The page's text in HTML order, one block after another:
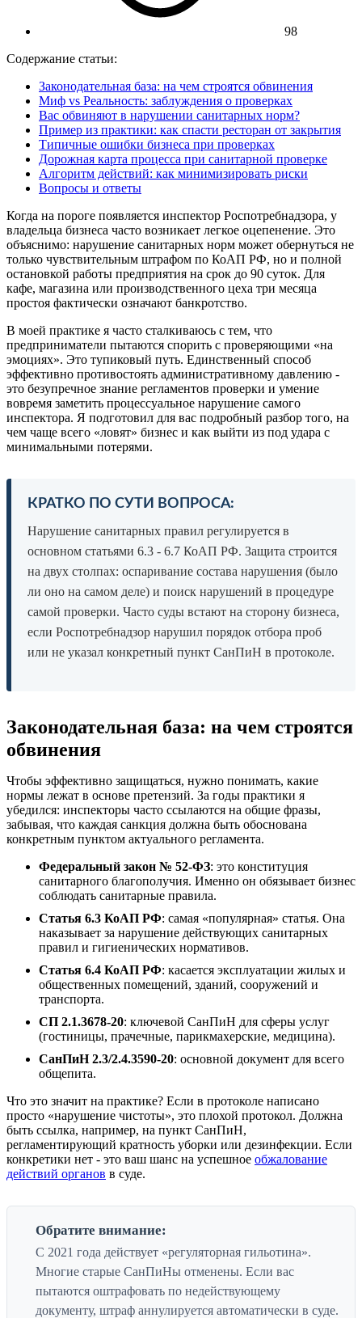
98
Содержание статьи:
Законодательная база: на чем строятся обвинения
Миф vs Реальность: заблуждения о проверках
Вас обвиняют в нарушении санитарных норм?
Пример из практики: как спасти ресторан от закрытия
Типичные ошибки бизнеса при проверках
Дорожная карта процесса при санитарной проверке
Алгоритм действий: как минимизировать риски
Вопросы и ответы
Когда на пороге появляется инспектор Роспотребнадзора, у
владельца бизнеса часто возникает легкое оцепенение. Это
объяснимо: нарушение санитарных норм может обернуться не
только чувствительным штрафом по КоАП РФ, но и полной
остановкой работы предприятия на срок до 90 суток. Для
кафе, магазина или производственного цеха три месяца
простоя фактически означают банкротство.
В моей практике я часто сталкиваюсь с тем, что
предприниматели пытаются спорить с проверяющими «на
эмоциях». Это тупиковый путь. Единственный способ
эффективно противостоять административному давлению -
это безупречное знание регламентов проверки и умение
вовремя заметить процессуальное нарушение самого
инспектора. Я подготовил для вас подробный разбор того, на
чем чаще всего «ловят» бизнес и как выйти из под удара с
минимальными потерями.
КРАТКО ПО СУТИ ВОПРОСА:
Нарушение санитарных правил регулируется в
основном статьями 6.3 - 6.7 КоАП РФ. Защита строится
на двух столпах: оспаривание состава нарушения (было
ли оно на самом деле) и поиск нарушений в процедуре
самой проверки. Часто суды встают на сторону бизнеса,
если Роспотребнадзор нарушил порядок отбора проб
или не указал конкретный пункт СанПиН в протоколе.
Законодательная база: на чем строятся
обвинения
Чтобы эффективно защищаться, нужно понимать, какие
нормы лежат в основе претензий. За годы практики я
убедился: инспекторы часто ссылаются на общие фразы,
забывая, что каждая санкция должна быть обоснована
конкретным пунктом актуального регламента.
Федеральный закон № 52-ФЗ: это конституция
санитарного благополучия. Именно он обязывает бизнес
соблюдать санитарные правила.
Статья 6.3 КоАП РФ: самая «популярная» статья. Она
наказывает за нарушение действующих санитарных
правил и гигиенических нормативов.
Статья 6.4 КоАП РФ: касается эксплуатации жилых и
общественных помещений, зданий, сооружений и
транспорта.
СП 2.1.3678-20: ключевой СанПиН для сферы услуг
(гостиницы, прачечные, парикмахерские, медицина).
СанПиН 2.3/2.4.3590-20: основной документ для всего
общепита.
Что это значит на практике? Если в протоколе написано
просто «нарушение чистоты», это плохой протокол. Должна
быть ссылка, например, на пункт СанПиН,
регламентирующий кратность уборки или дезинфекции. Если
конкретики нет - это ваш шанс на успешное обжалование
действий органов в суде.
Обратите внимание:
С 2021 года действует «регуляторная гильотина».
Многие старые СанПиНы отменены. Если вас
пытаются оштрафовать по недействующему
документу, штраф аннулируется автоматически в суде.